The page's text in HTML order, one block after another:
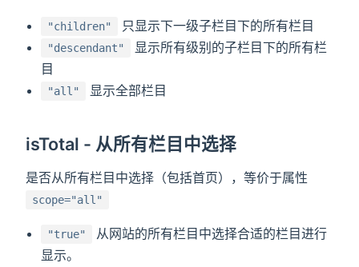
"children" 只显示下一级子栏目下的所有栏目
"descendant"
显示所有级别的子栏目下的所有栏
目
"all" 显示全部栏目
isTotal - 从所有栏目中选择
是否从所有栏目中选择（包括首页），等价于属性
scope="all"
"true"
从网站的所有栏目中选择合适的栏目进行
显示。